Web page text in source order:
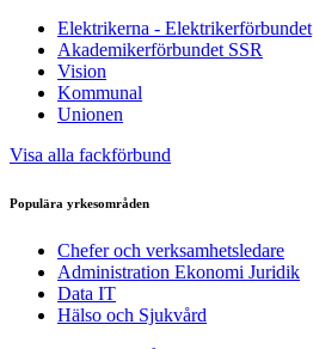
Elektrikerna - Elektrikerförbundet
Akademikerförbundet SSR
Vision
Kommunal
Unionen
Visa alla fackförbund
Populära yrkesområden
Chefer och verksamhetsledare
Administration Ekonomi Juridik
Data IT
Hälso och Sjukvård